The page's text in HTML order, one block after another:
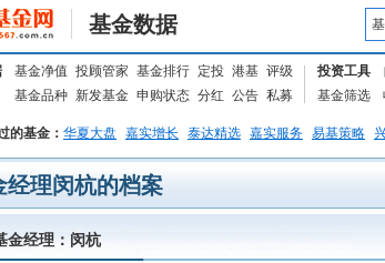
基金数据
基金净值 投顾管家 基金排行 定投 港基 评级
基金品种 新发基金 申购状态 分红 公告 私募
投资工具
基金筛选
的基金： 华夏大盘 嘉实增长 泰达精选 嘉实服务 易基策略
经理闵杭的档案
金经理：闵杭